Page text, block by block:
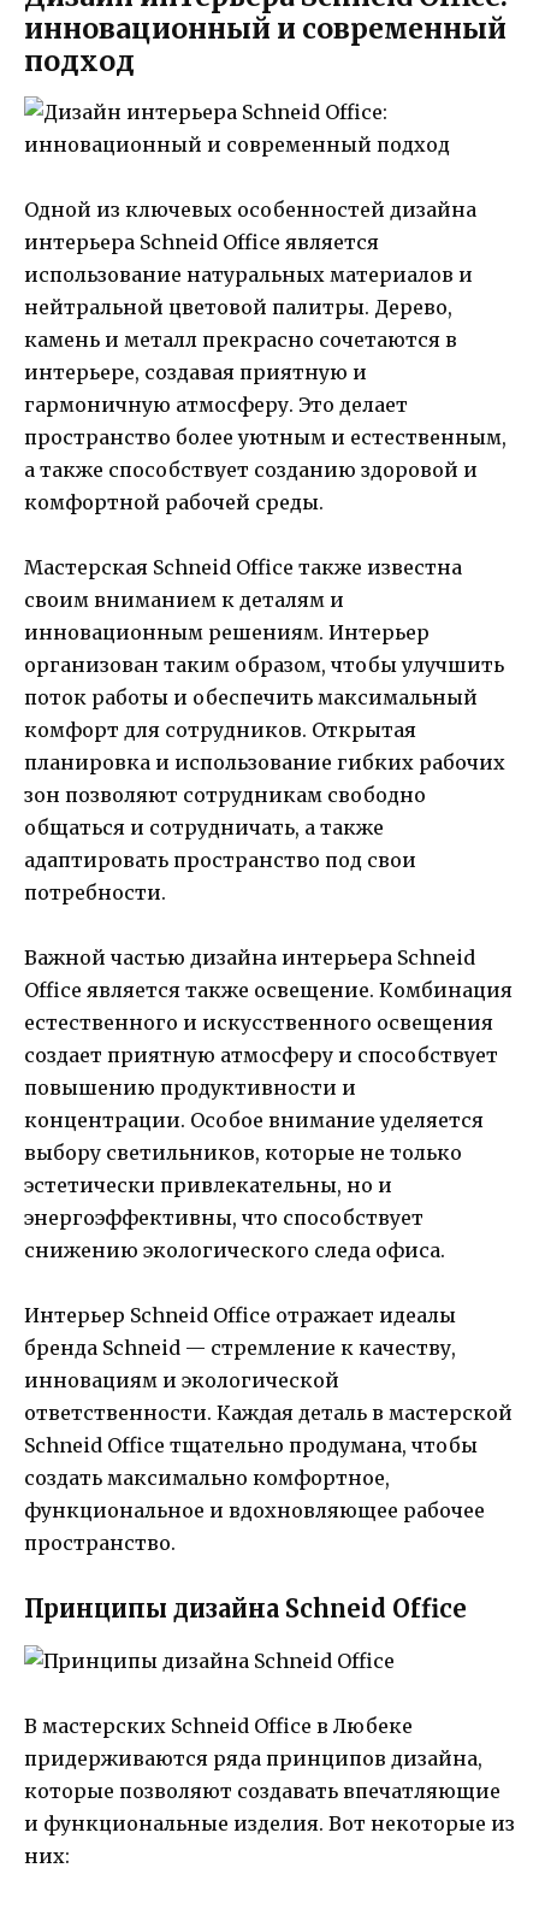
инновационный и современный
подход
Одной из ключевых особенностей дизайна
интерьера Schneid Office является
использование натуральных материалов и
нейтральной цветовой палитры. Дерево,
камень и металл прекрасно сочетаются в
интерьере, создавая приятную и
гармоничную атмосферу. Это делает
пространство более уютным и естественным,
а также способствует созданию здоровой и
комфортной рабочей среды.
Мастерская Schneid Office также известна
своим вниманием к деталям и
инновационным решениям. Интерьер
организован таким образом, чтобы улучшить
поток работы и обеспечить максимальный
комфорт для сотрудников. Открытая
планировка и использование гибких рабочих
зон позволяют сотрудникам свободно
общаться и сотрудничать, а также
адаптировать пространство под свои
потребности.
Важной частью дизайна интерьера Schneid
Office является также освещение. Комбинация
естественного и искусственного освещения
создает приятную атмосферу и способствует
повышению продуктивности и
концентрации. Особое внимание уделяется
выбору светильников, которые не только
эстетически привлекательны, но и
энергоэффективны, что способствует
снижению экологического следа офиса.
Интерьер Schneid Office отражает идеалы
бренда Schneid — стремление к качеству,
инновациям и экологической
ответственности. Каждая деталь в мастерской
Schneid Office тщательно продумана, чтобы
создать максимально комфортное,
функциональное и вдохновляющее рабочее
пространство.
Принципы дизайна Schneid Office
В мастерских Schneid Office в Любеке
придерживаются ряда принципов дизайна,
которые позволяют создавать впечатляющие
и функциональные изделия. Вот некоторые из
них: